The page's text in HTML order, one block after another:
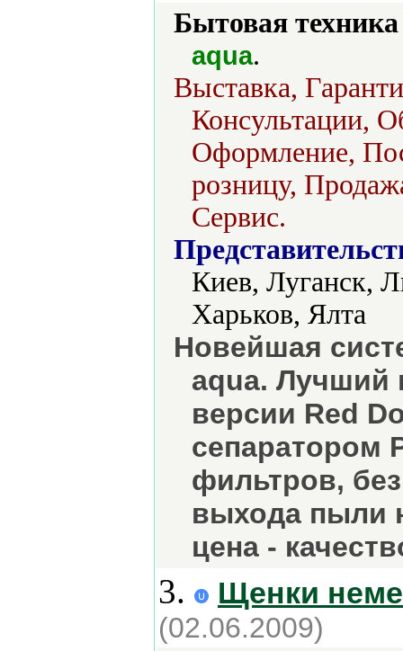
Бытовая
aqua.
Выставка,
Консультации,
Оформление,
розницу,
Сервис.
Киев, Луганск,
Харьков, Ялта
Новейшая
aqua. Лучший
версии Red
сепаратором
фильтров,
выхода пыли
цена -
3. Щенки
(02.06.2009)